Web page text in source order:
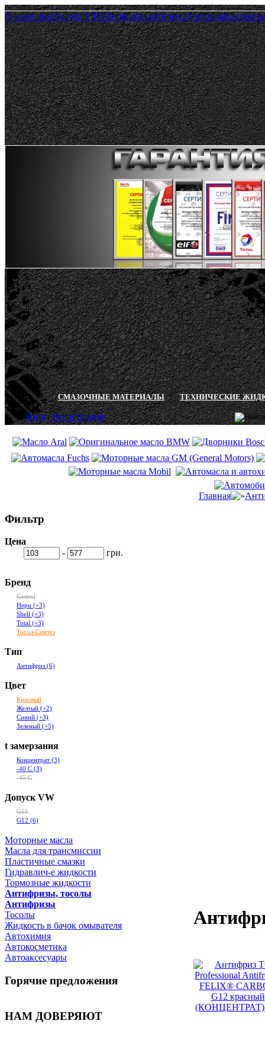
О компанииУслуги СТОПодборЗаказОплатаДоставкаКонтакты
СМАЗОЧНЫЕ МАТЕРИАЛЫ ТЕХНИЧЕСКИЕ
Вход/Регистрация
Главная
Фильтр
Цена
-
грн.
Бренд
Castrol
Hepu (+3)
Shell (+3)
Total (+3)
Тосол-Синтез
Тип
Антифриз (6)
Цвет
Красный
Желтый (+2)
Синий (+3)
Зеленый (+5)
t замерзания
Концентрат (3)
-40 С (3)
-45 С
Допуск VW
G11
G12 (6)
Моторные масла
Масла для трансмиссии
Пластичные смазки
Гидравлич-е жидкости
Тормозные жидкости
Антифризы, тосолы
Антифризы
Тосолы
Жидкость в бачок омывателя
Автохимия
Автокосметика
Автоаксесуары
Горячие предложения
НАМ ДОВЕРЯЮТ